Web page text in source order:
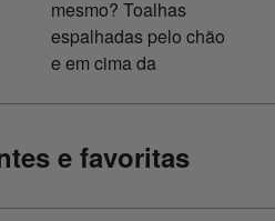
mesmo? Toalhas
espalhadas pelo chão
e em cima da
e favoritas